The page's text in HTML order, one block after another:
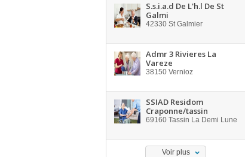
S.s.i.a.d De L'h.l De St
Galmi
42330 St Galmier
Admr 3 Rivieres La
Vareze
38150 Vernioz
SSIAD Residom
Craponne/tassin
69160 Tassin La Demi Lune
Voir plus